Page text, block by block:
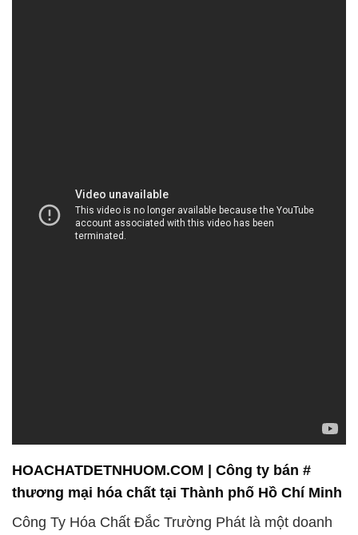
HOACHATDETNHUOM.COM | Công ty bán #
thương mại hóa chất tại Thành phố Hồ Chí Minh
Công Ty Hóa Chất Đắc Trường Phát là một doanh